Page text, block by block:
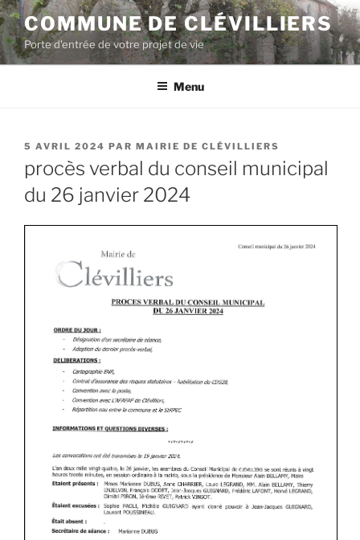
COMMUNE DE CLÉVILLIERS
Porte d'entrée de votre projet de vie
Menu
5 AVRIL 2024 PAR MAIRIE DE CLÉVILLIERS
procès verbal du conseil municipal
du 26 janvier 2024